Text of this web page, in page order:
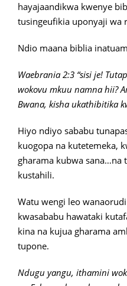
hayajaandikwa kwenye
tusingeufikia uponyaji wa
Ndio maana biblia
Waebrania 2:3 “sisi je!
wokovu mkuu namna hii?
Bwana, kisha ukathibitika
Hiyo ndiyo sababu
kuogopa na kutetemeka,
gharama kubwa sana…na
kustahili.
Watu wengi leo
kwasababu hawataki
kina na kujua gharama
tupone.
Ndugu yangu, ithamini